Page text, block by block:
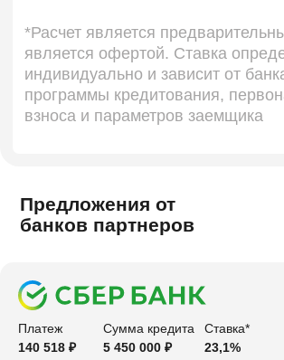
Предложения от
банков партнеров
Платеж
140 518 ₽
Сумма кредита
5 450 000 ₽
Ставка*
23,1%